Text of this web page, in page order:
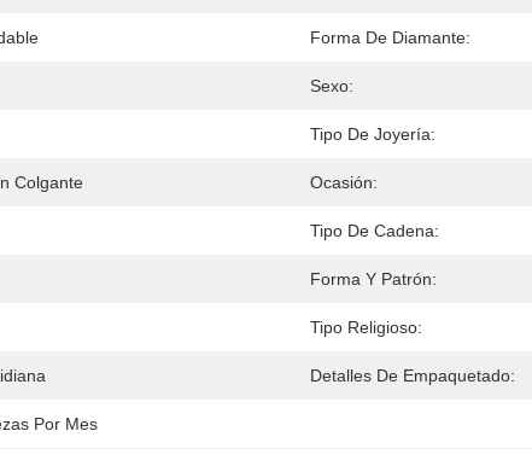
Forma De Diamante:
Sexo:
Tipo De Joyería:
Colgante Ocasión:
Tipo De Cadena:
Forma Y Patrón:
Tipo Religioso:
Detalles De Empaquetado:
Por Mes